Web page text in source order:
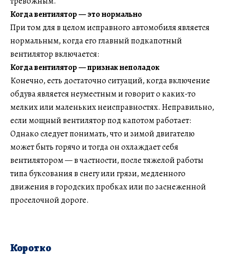
Когда вентилятор — это нормально
При том для в целом исправного автомобиля является
нормальным, когда его главный подкапотный
вентилятор включается:
Когда вентилятор — признак неполадок
Конечно, есть достаточно ситуаций, когда включение
обдува является неуместным и говорит о каких-то
мелких или маленьких неисправностях. Неправильно,
если мощный вентилятор под капотом работает:
Однако следует понимать, что и зимой двигателю
может быть горячо и тогда он охлаждает себя
вентилятором — в частности, после тяжелой работы
типа буксования в снегу или грязи, медленного
движения в городских пробках или по заснеженной
проселочной дороге.
Коротко